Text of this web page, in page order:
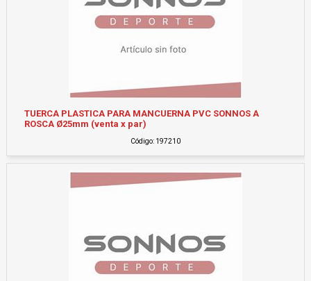
TUERCA PLASTICA PARA MANCUERNA PVC SONNOS A
ROSCA Ø25mm (venta x par)
Código: 197210